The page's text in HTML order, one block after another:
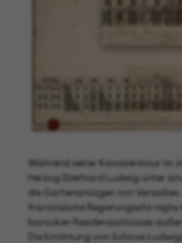
Während seiner Kavalierstour im
Herzog Eberhard Ludwig unter
die Gartenanlagen von
französische Regierungssitz regte
barocken Residenzschlosses
Die Errichtung von Schloss